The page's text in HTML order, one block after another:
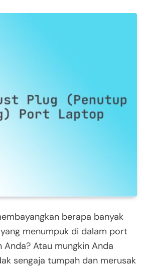
berapa banyak
menumpuk di dalam port
Anda? Atau mungkin Anda
sengaja tumpah dan merusak